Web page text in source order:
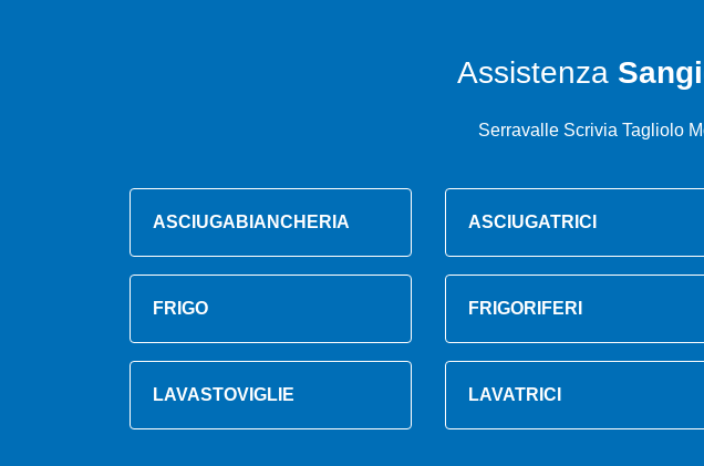
Assistenza
Serravalle Scrivia Tagliolo
ASCIUGABIANCHERIA ASCIUGATRICI
FRIGO FRIGORIFERI
LAVASTOVIGLIE LAVATRICI